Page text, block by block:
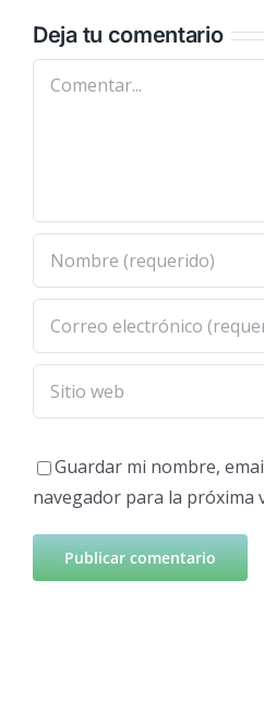
Deja tu comentario
Comentar
Guardar mi nombre,
navegador para la próxima